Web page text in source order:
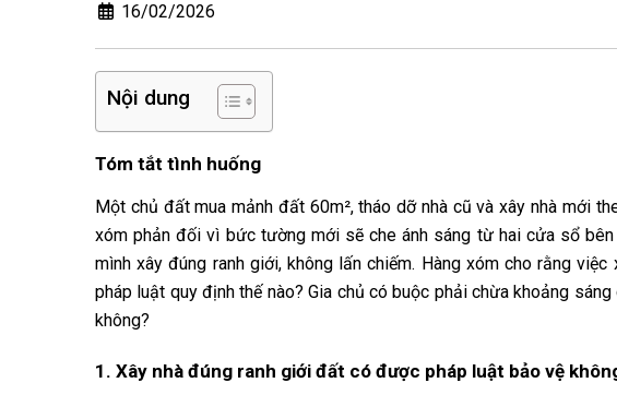
16/02/2026
Nội dung
Tóm tắt tình huống
Một chủ đất mua mảnh đất 60m², tháo dỡ nhà cũ và xây nhà mới
xóm phản đối vì bức tường mới sẽ che ánh sáng từ hai cửa sổ
mình xây đúng ranh giới, không lấn chiếm. Hàng xóm cho rằng
pháp luật quy định thế nào? Gia chủ có buộc phải chừa khoảng
không?
1. Xây nhà đúng ranh giới đất có được pháp luật bảo vệ